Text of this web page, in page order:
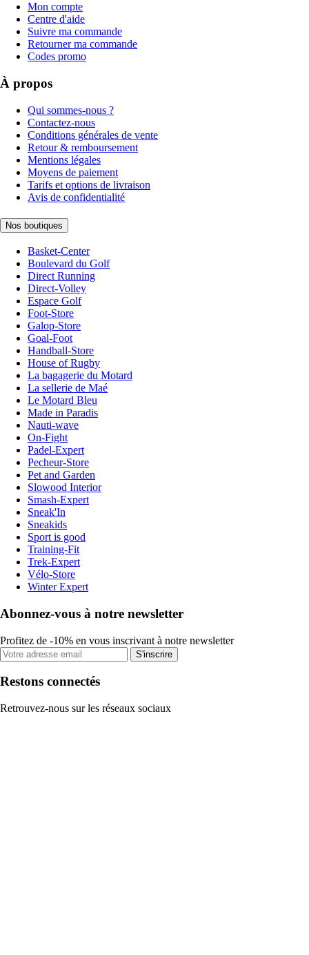
Mon compte
Centre d'aide
Suivre ma commande
Retourner ma commande
Codes promo
À propos
Qui sommes-nous ?
Contactez-nous
Conditions générales de vente
Retour & remboursement
Mentions légales
Moyens de paiement
Tarifs et options de livraison
Avis de confidentialité
Nos boutiques
Basket-Center
Boulevard du Golf
Direct Running
Direct-Volley
Espace Golf
Foot-Store
Galop-Store
Goal-Foot
Handball-Store
House of Rugby
La bagagerie du Motard
La sellerie de Maé
Le Motard Bleu
Made in Paradis
Nauti-wave
On-Fight
Padel-Expert
Pecheur-Store
Pet and Garden
Slowood Interior
Smash-Expert
Sneak'In
Sneakids
Sport is good
Training-Fit
Trek-Expert
Vélo-Store
Winter Expert
Abonnez-vous à notre newsletter
Profitez de -10% en vous inscrivant à notre newsletter
S'inscrire
Restons connectés
Retrouvez-nous sur les réseaux sociaux